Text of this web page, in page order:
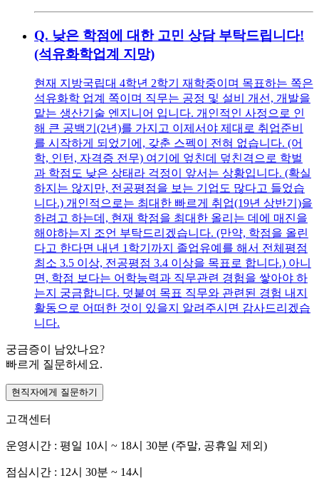
Q. 낮은 학점에 대한 고민 상담 부탁드립니다!
(석유화학업계 지망)
현재 지방국립대 4학년 2학기 재학중이며 목표하는 쪽은
석유화학 업계 쪽이며 직무는 공정 및 설비 개선, 개발을
맡는 생산기술 엔지니어 입니다. 개인적인 사정으로 인
해 큰 공백기(2년)를 가지고 이제서야 제대로 취업준비
를 시작하게 되었기에, 갖춘 스펙이 전혀 없습니다. (어
학, 인턴, 자격증 전무) 여기에 엎친데 덮친격으로 학벌
과 학점도 낮은 상태라 걱정이 앞서는 상황입니다. (확실
하지는 않지만, 전공평점을 보는 기업도 많다고 들었습
니다.) 개인적으로는 최대한 빠르게 취업(19년 상반기)을
하려고 하는데, 현재 학점을 최대한 올리는 데에 매진을
해야하는지 조언 부탁드리겠습니다. (만약, 학점을 올린
다고 한다면 내년 1학기까지 졸업유예를 해서 전체평점
최소 3.5 이상, 전공평점 3.4 이상을 목표로 합니다.) 아니
면, 학점 보다는 어학능력과 직무관련 경험을 쌓아야 하
는지 궁금합니다. 덧붙여 목표 직무와 관련된 경험 내지
활동으로 어떠한 것이 있을지 알려주시면 감사드리겠습
니다.
궁금증이 남았나요?
빠르게 질문하세요.
현직자에게 질문하기
고객센터
운영시간 : 평일 10시 ~ 18시 30분 (주말, 공휴일 제외)
점심시간 : 12시 30분 ~ 14시